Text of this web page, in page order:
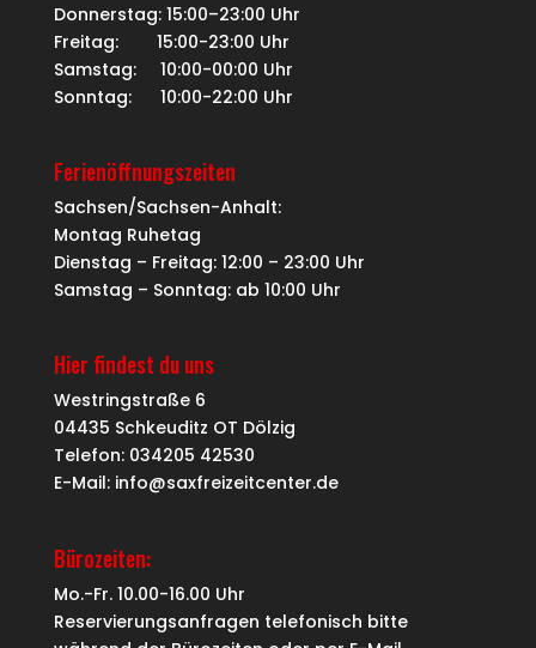
Donnerstag: 15:00–23:00 Uhr
Freitag: 15:00-23:00 Uhr
Samstag: 10:00-00:00 Uhr
Sonntag: 10:00-22:00 Uhr
Ferienöffnungszeiten
Sachsen/Sachsen-Anhalt:
Montag Ruhetag
Dienstag – Freitag: 12:00 – 23:00 Uhr
Samstag – Sonntag: ab 10:00 Uhr
Hier findest du uns
Westringstraße 6
04435 Schkeuditz OT Dölzig
Telefon: 034205 42530
E-Mail: info@saxfreizeitcenter.de
Bürozeiten:
Mo.-Fr. 10.00-16.00 Uhr
Reservierungsanfragen telefonisch bitte